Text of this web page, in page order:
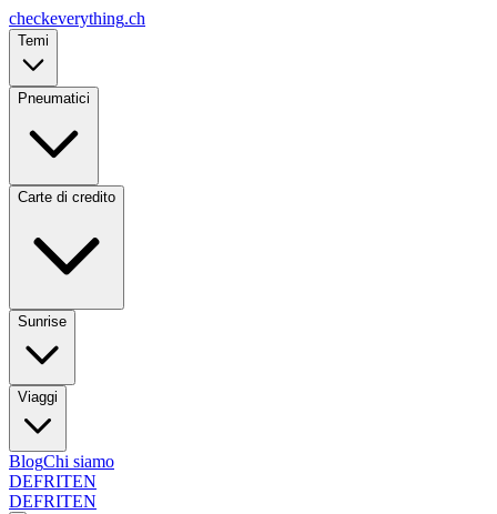
checkeverything.ch
Temi
Pneumatici
Carte di credito
Sunrise
Viaggi
BlogChi siamo
DEFRITEN
DEFRITEN